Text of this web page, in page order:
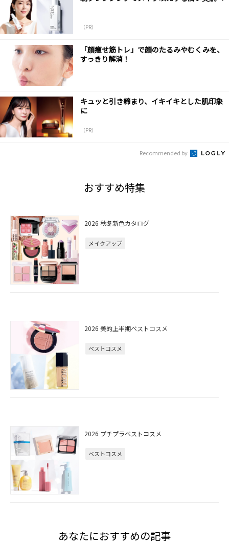
（PR）
「顔痩せ筋トレ」で顔のたるみやむくみを、
すっきり解消！
キュッと引き締まり、イキイキとした肌印象
に
（PR）
Recommended by
おすすめ特集
2026 秋冬新色カタログ
メイクアップ
2026 美的上半期ベストコスメ
ベストコスメ
2026 プチプラベストコスメ
ベストコスメ
あなたにおすすめの記事